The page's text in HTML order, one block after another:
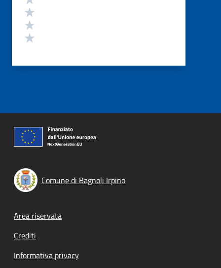
Comune di Bagnoli Irpino
Footer menu
Area riservata
Crediti
Informativa privacy